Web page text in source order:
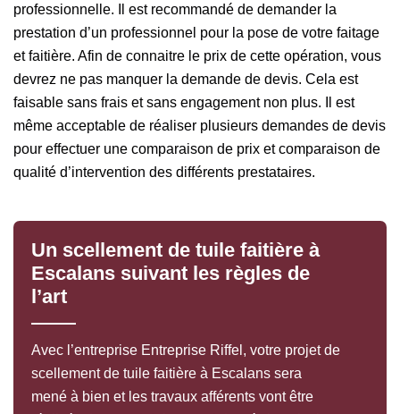
professionnelle. Il est recommandé de demander la
prestation d’un professionnel pour la pose de votre faitage
et faitière. Afin de connaitre le prix de cette opération, vous
devrez ne pas manquer la demande de devis. Cela est
faisable sans frais et sans engagement non plus. Il est
même acceptable de réaliser plusieurs demandes de devis
pour effectuer une comparaison de prix et comparaison de
qualité d’intervention des différents prestataires.
Un scellement de tuile faitière à
Escalans suivant les règles de
l’art
Avec l’entreprise Entreprise Riffel, votre projet de
scellement de tuile faitière à Escalans sera
mené à bien et les travaux afférents vont être